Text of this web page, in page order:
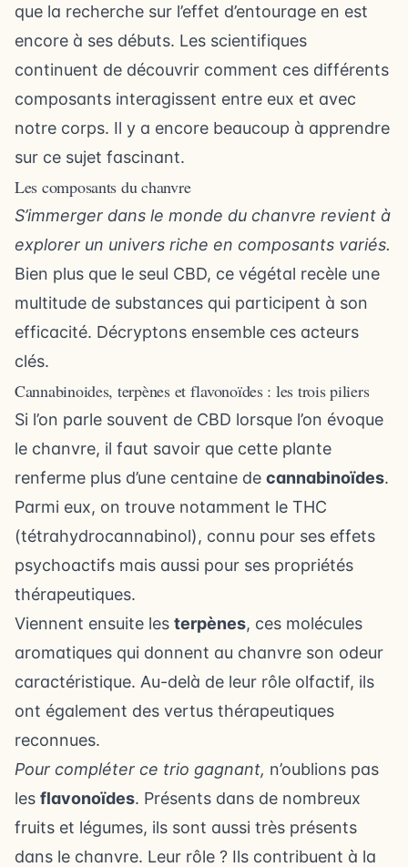
que la recherche sur l’effet d’entourage en est
encore à ses débuts. Les scientifiques
continuent de découvrir comment ces différents
composants interagissent entre eux et avec
notre corps. Il y a encore beaucoup à apprendre
sur ce sujet fascinant.
Les composants du chanvre
S’immerger dans le monde du chanvre revient à
explorer un univers riche en composants variés.
Bien plus que le seul CBD, ce végétal recèle une
multitude de substances qui participent à son
efficacité. Décryptons ensemble ces acteurs
clés.
Cannabinoides, terpènes et flavonoïdes : les trois piliers
Si l’on parle souvent de CBD lorsque l’on évoque
le chanvre, il faut savoir que cette plante
renferme plus d’une centaine de cannabinoïdes.
Parmi eux, on trouve notamment le THC
(tétrahydrocannabinol), connu pour ses effets
psychoactifs mais aussi pour ses propriétés
thérapeutiques.
Viennent ensuite les terpènes, ces molécules
aromatiques qui donnent au chanvre son odeur
caractéristique. Au-delà de leur rôle olfactif, ils
ont également des vertus thérapeutiques
reconnues.
Pour compléter ce trio gagnant, n’oublions pas
les flavonoïdes. Présents dans de nombreux
fruits et légumes, ils sont aussi très présents
dans le chanvre. Leur rôle ? Ils contribuent à la